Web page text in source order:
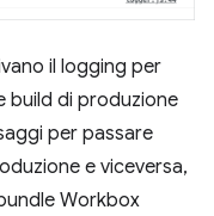
il logging per
build di produzione
per passare
e viceversa,
Workbox